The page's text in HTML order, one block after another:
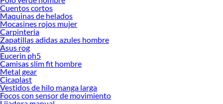
Cuentos cortos
Maquinas de helados
Mocasines rojos mujer
Carpinteria
Zapatillas adidas azules hombre
Asus rog
Eucerin ph5
Camisas slim fit hombre
Metal gear
Cicaplast
Vestidos de hilo manga larga
Focos con sensor de movimiento